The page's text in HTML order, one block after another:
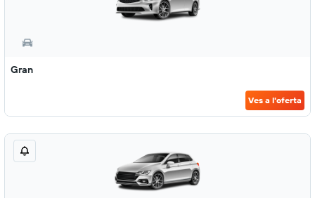
Gran
Ves a l'oferta